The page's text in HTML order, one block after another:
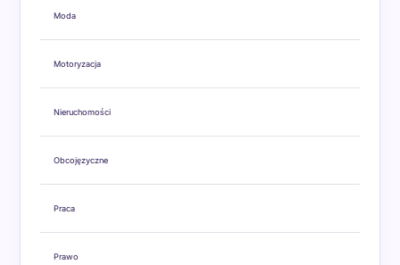
Moda
Motoryzacja
Nieruchomości
Obcojęzyczne
Praca
Prawo